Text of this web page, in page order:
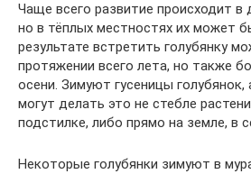
Чаще всего развитие происходит в
но в тёплых местностях их может
результате встретить голубянку
протяжении всего лета, но также
осени. Зимуют гусеницы голубянок,
могут делать это не стебле
подстилке, либо прямо на земле, в
Некоторые голубянки зимуют в